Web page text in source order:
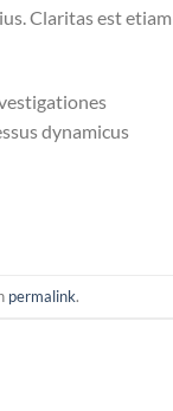
Claritas est etiam
dynamicus
permalink.